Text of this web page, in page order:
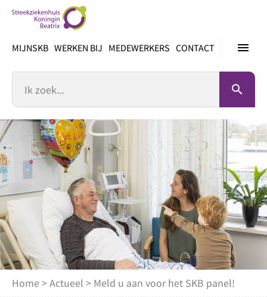
inhoud
menu
MIJNSKB WERKEN BIJ MEDEWERKERS CONTACT
search
Home >Actueel > Meld u aan voor het SKB panel!